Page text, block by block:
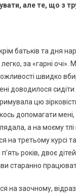
але те, що з
батьків та дня
за «гарні
швидко
доводилося
цю
допомагати
а на моєму
на третьому
років, двоє
старанно
на заочному,